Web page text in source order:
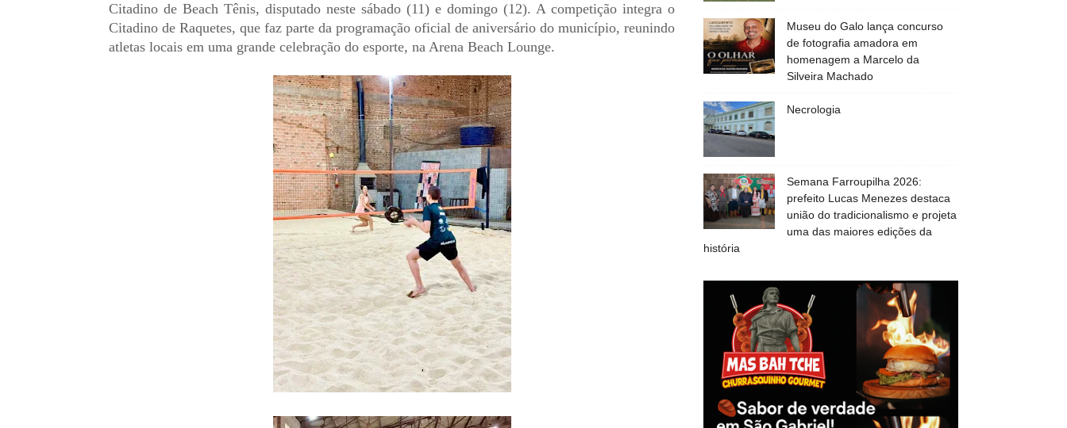
Citadino de Beach Tênis, disputado neste sábado (11) e domingo (12). A competição integra o
Citadino de Raquetes, que faz parte da programação oficial de aniversário do município, reunindo
atletas locais em uma grande celebração do esporte, na Arena Beach Lounge.
Museu do Galo lança concurso
de fotografia amadora em
homenagem a Marcelo da
Silveira Machado
Necrologia
Semana Farroupilha 2026:
prefeito Lucas Menezes destaca
união do tradicionalismo e projeta
uma das maiores edições da
história